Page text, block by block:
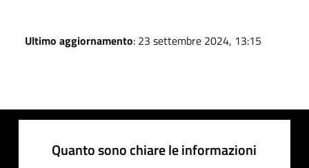
Ultimo aggiornamento: 23 settembre 2024, 13:15
Quanto sono chiare le informazioni